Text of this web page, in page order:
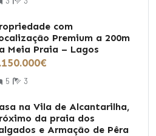
com
Premium a 200m
Meia Praia – Lagos
5 3
na Vila de Alcantarilha,
da praia dos
e Armação de Pêra